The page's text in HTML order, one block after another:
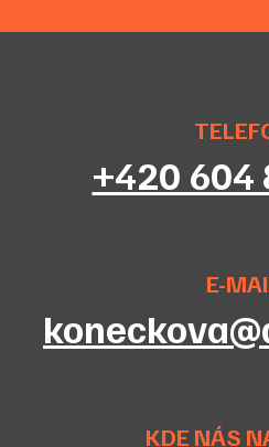
+420 604
E-
KDE NÁS